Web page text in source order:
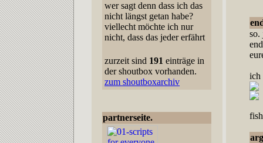
wer sagt denn dass ich das
nicht längst getan habe?
viellecht möchte ich nur
nicht, dass das jeder erfährt
zurzeit sind 191 einträge in
der shoutbox vorhanden.
zum shoutboxarchiv
partnerseite.
so.
ich
fish